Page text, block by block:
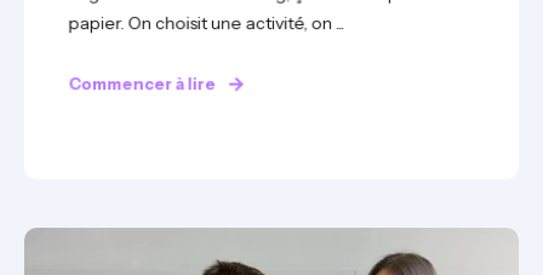
papier. On choisit une activité, on ...
Commencer à lire